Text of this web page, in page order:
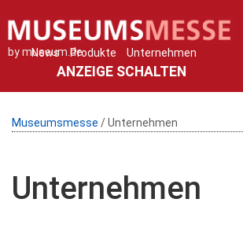
by museum.de
News Produkte Unternehmen
ANZEIGE SCHALTEN
Museumsmesse / Unternehmen
Unternehmen